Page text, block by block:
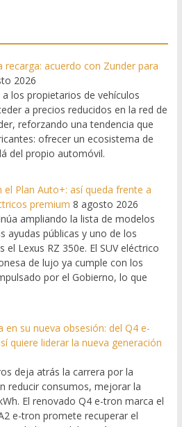
recarga: acuerdo con Zunder para
2026
los propietarios de vehículos
a precios reducidos en la red de
reforzando una tendencia que
ofrecer un ecosistema de
del propio automóvil.
el Plan Auto+: así queda frente a
premium 8 agosto 2026
ampliando la lista de modelos
ayudas públicas y uno de los
Lexus RZ 350e. El SUV eléctrico
de lujo ya cumple con los
por el Gobierno, lo que
en su nueva obsesión: del Q4 e-
quiere liderar la nueva generación
deja atrás la carrera por la
reducir consumos, mejorar la
El renovado Q4 e-tron marca el
e-tron promete recuperar el